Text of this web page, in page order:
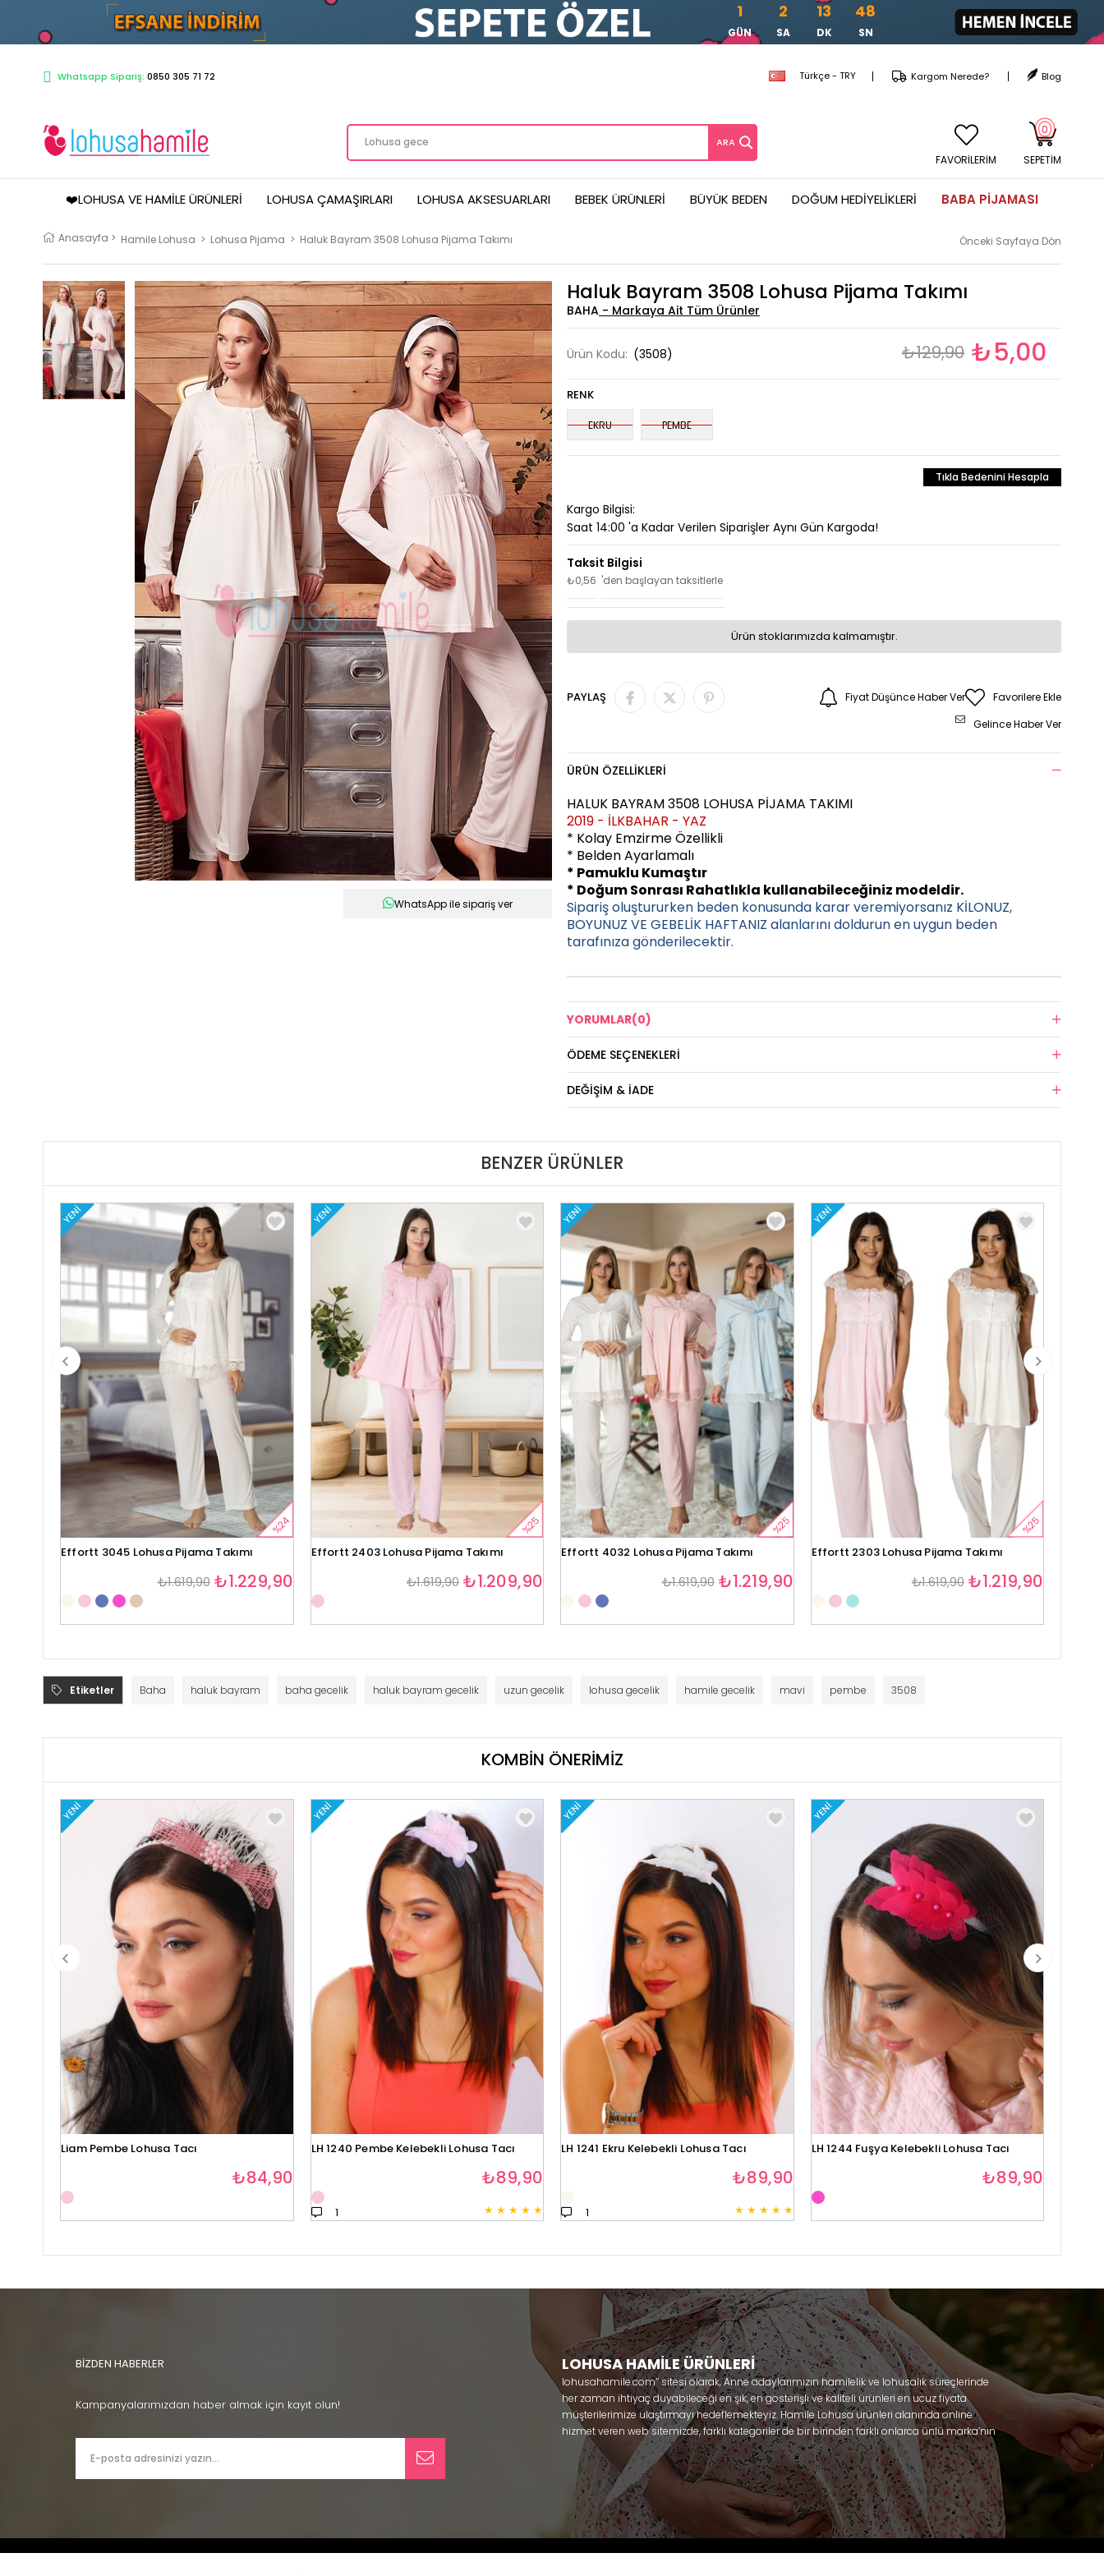
1
GÜN
2
SA
13
DK
47
SN
Whatsapp Sipariş: 0850 305 71 72 Türkçe - TRY Blog
Kargom Nerede?
SEPETIM
0
FAVORİLERİM
❤️LOHUSA VE HAMILE ÜRÜNLERI LOHUSA ÇAMAŞIRLARI LOHUSA AKSESUARLARI BEBEK ÜRÜNLERI BÜYÜK BEDEN DOĞUM HEDIYELIKLERI BABA PIJAMASI
Anasayfa > Hamile Lohusa > Lohusa Pijama > Haluk Bayram 3508 Lohusa Pijama Takımı Önceki Sayfaya Dön
WhatsApp ile sipariş ver
Haluk Bayram 3508 Lohusa Pijama Takımı
BAHA
Ürün Kodu: (3508) ₺129,90 ₺5,00
RENK
EKRU PEMBE
Tıkla Bedenini Hesapla
Kargo Bilgisi:
Saat 14:00 'a Kadar Verilen Siparişler Aynı Gün Kargoda!
₺0,56 'den başlayan taksitlerle
Ürün stoklarımızda kalmamıştır.
PAYLAŞ Favorilere Ekle
Fiyat Düşünce Haber Ver
Gelince Haber Ver
ÜRÜN ÖZELLIKLERI
HALUK BAYRAM 3508 LOHUSA PİJAMA TAKIMI
2019 - İLKBAHAR - YAZ
* Kolay Emzirme Özellikli
* Belden Ayarlamalı
* Pamuklu Kumaştır
* Doğum Sonrası Rahatlıkla kullanabileceğiniz modeldir.
Sipariş oluştururken beden konusunda karar veremiyorsanız KİLONUZ,
BOYUNUZ VE GEBELİK HAFTANIZ alanlarını doldurun en uygun beden
tarafınıza gönderilecektir.
YORUMLAR(0)
ÖDEME SEÇENEKLERI
DEĞIŞIM & İADE
BENZER ÜRÜNLER
YENI
%24
Effortt 3045 Lohusa Pijama Takımı
₺1.229,90
₺1.619,90
YENI
%25
Effortt 2403 Lohusa Pijama Takımı
₺1.209,90
₺1.619,90
YENI
%25
Effortt 4032 Lohusa Pijama Takımı
₺1.219,90
₺1.619,90
YENI
%25
Effortt 2303 Lohusa Pijama Takımı
₺1.219,90
₺1.619,90
Etiketler Baha haluk bayram baha gecelik haluk bayram gecelik uzun gecelik lohusa gecelik hamile gecelik mavi pembe 3508
KOMBİN ÖNERİMİZ
YENI
Liam Pembe Lohusa Tacı
₺84,90
YENI
LH 1240 Pembe Kelebekli Lohusa Tacı
★ ★ ★ ★ ★
1
₺89,90
YENI
LH 1241 Ekru Kelebekli Lohusa Tacı
★ ★ ★ ★ ★
1
₺89,90
YENI
LH 1244 Fuşya Kelebekli Lohusa Tacı
₺89,90
BİZDEN HABERLER
Kampanyalarımızdan haber almak için kayıt olun!
LOHUSA HAMİLE ÜRÜNLERİ
lohusahamile.com’’ sitesi olarak, Anne adaylarımızın hamilelik ve lohusalık süreçlerinde
her zaman ihtiyaç duyabileceği en şık, en gösterişli ve kaliteli ürünleri en ucuz fiyata
müşterilerimize ulaştırmayı hedeflemekteyiz. Hamile Lohusa ürünleri alanında online
hizmet veren web sitemizde, farklı kategoriler de bir birinden farklı onlarca ünlü marka’nın
ürünlerine sadece bir tık uzaklıkta olacaksınız. Hem hamilelik öncesi hem doğum sonrası
kullanabileceğiniz ürünler ile gebelik döneminizi huzur içinde geçirmenize yardımcı
olmaya çalışmaktayız. Annelerimizin ihtiyaç duydukları lohusa pijama, lohusa gecelik,
lohusa sabahlık, hamile pijama, hamile gecelik, Emzirme sütyeni, Emzirme atleti, Lohusa
taç ve terlik gibi ürünleri bir çok model seçenekleriyle bir birinden güzel kombinler
yaparak güven içinde satın alabiliriniz. Sitemiz üzerinden satın alabileceğiniz;Effortt